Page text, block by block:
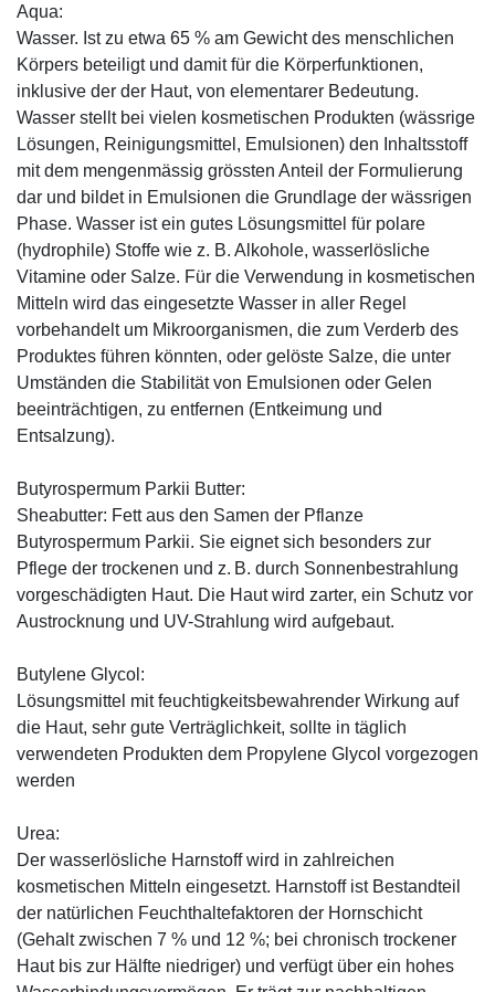
Aqua:
Wasser. Ist zu etwa 65 % am Gewicht des menschlichen
Körpers beteiligt und damit für die Körperfunktionen,
inklusive der der Haut, von elementarer Bedeutung.
Wasser stellt bei vielen kosmetischen Produkten (wässrige
Lösungen, Reinigungsmittel, Emulsionen) den Inhaltsstoff
mit dem mengenmässig grössten Anteil der Formulierung
dar und bildet in Emulsionen die Grundlage der wässrigen
Phase. Wasser ist ein gutes Lösungsmittel für polare
(hydrophile) Stoffe wie z. B. Alkohole, wasserlösliche
Vitamine oder Salze. Für die Verwendung in kosmetischen
Mitteln wird das eingesetzte Wasser in aller Regel
vorbehandelt um Mikroorganismen, die zum Verderb des
Produktes führen könnten, oder gelöste Salze, die unter
Umständen die Stabilität von Emulsionen oder Gelen
beeinträchtigen, zu entfernen (Entkeimung und
Entsalzung).
Butyrospermum Parkii Butter:
Sheabutter: Fett aus den Samen der Pflanze
Butyrospermum Parkii. Sie eignet sich besonders zur
Pflege der trockenen und z. B. durch Sonnenbestrahlung
vorgeschädigten Haut. Die Haut wird zarter, ein Schutz vor
Austrocknung und UV-Strahlung wird aufgebaut.
Butylene Glycol:
Lösungsmittel mit feuchtigkeitsbewahrender Wirkung auf
die Haut, sehr gute Verträglichkeit, sollte in täglich
verwendeten Produkten dem Propylene Glycol vorgezogen
werden
Urea:
Der wasserlösliche Harnstoff wird in zahlreichen
kosmetischen Mitteln eingesetzt. Harnstoff ist Bestandteil
der natürlichen Feuchthaltefaktoren der Hornschicht
(Gehalt zwischen 7 % und 12 %; bei chronisch trockener
Haut bis zur Hälfte niedriger) und verfügt über ein hohes